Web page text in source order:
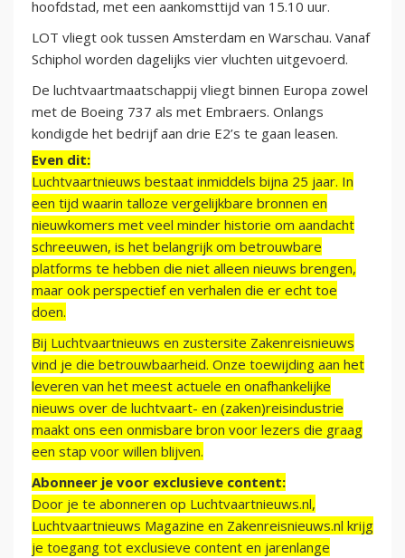
hoofdstad, met een aankomsttijd van 15.10 uur.
LOT vliegt ook tussen Amsterdam en Warschau. Vanaf
Schiphol worden dagelijks vier vluchten uitgevoerd.
De luchtvaartmaatschappij vliegt binnen Europa zowel
met de Boeing 737 als met Embraers. Onlangs
kondigde het bedrijf aan drie E2’s te gaan leasen.
Even dit:
Luchtvaartnieuws bestaat inmiddels bijna 25 jaar. In
een tijd waarin talloze vergelijkbare bronnen en
nieuwkomers met veel minder historie om aandacht
schreeuwen, is het belangrijk om betrouwbare
platforms te hebben die niet alleen nieuws brengen,
maar ook perspectief en verhalen die er echt toe
doen.
Bij Luchtvaartnieuws en zustersite Zakenreisnieuws
vind je die betrouwbaarheid. Onze toewijding aan het
leveren van het meest actuele en onafhankelijke
nieuws over de luchtvaart- en (zaken)reisindustrie
maakt ons een onmisbare bron voor lezers die graag
een stap voor willen blijven.
Abonneer je voor exclusieve content:
Door je te abonneren op Luchtvaartnieuws.nl,
Luchtvaartnieuws Magazine en Zakenreisnieuws.nl krijg
je toegang tot exclusieve content en jarenlange